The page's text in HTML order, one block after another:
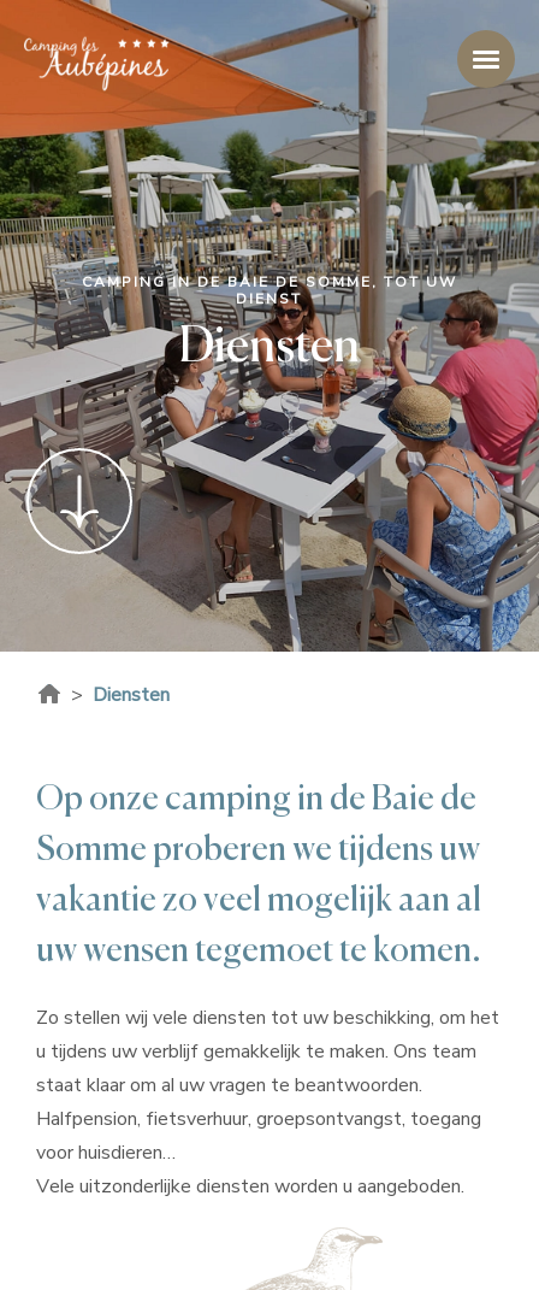
CAMPING IN DE BAIE DE SOMME, TOT UW
DIENST
Diensten
> Diensten
Op onze camping in de Baie de
Somme proberen we tijdens uw
vakantie zo veel mogelijk aan al
uw wensen tegemoet te komen.
Zo stellen wij vele diensten tot uw beschikking, om het
u tijdens uw verblijf gemakkelijk te maken. Ons team
staat klaar om al uw vragen te beantwoorden.
Halfpension, fietsverhuur, groepsontvangst, toegang
voor huisdieren…
Vele uitzonderlijke diensten worden u aangeboden.